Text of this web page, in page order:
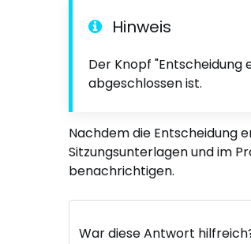
Hinweis
Der Knopf
abgeschlossen ist.
Nachdem die Entscheidung
Sitzungsunterlagen und im
benachrichtigen.
War diese Antwort